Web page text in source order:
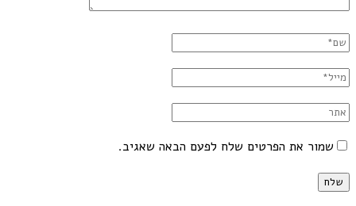
שמור את הפרטים שלח לפעם הבאה שאגיב.